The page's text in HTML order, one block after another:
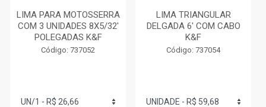
LIMA PARA MOTOSSERRA
COM 3 UNIDADES 8X5/32'
POLEGADAS K&F
Código: 737052
LIMA TRIANGULAR
DELGADA 6' COM CABO
K&F
Código: 737054